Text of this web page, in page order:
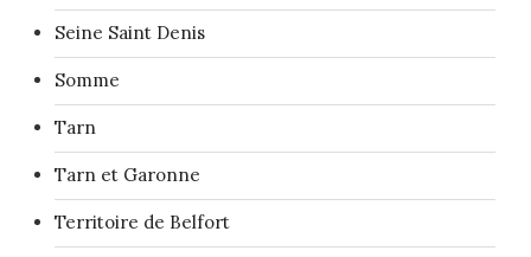
Seine Saint Denis
Somme
Tarn
Tarn et Garonne
Territoire de Belfort